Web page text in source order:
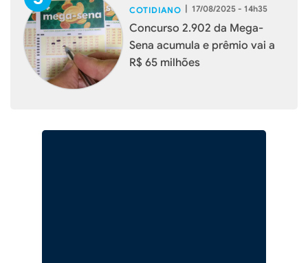
COTIDIANO | 17/08/2025 - 14h35
Concurso 2.902 da Mega-
Sena acumula e prêmio vai a
R$ 65 milhões